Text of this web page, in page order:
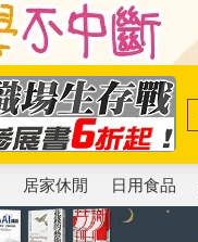
居家休閒 日用食品